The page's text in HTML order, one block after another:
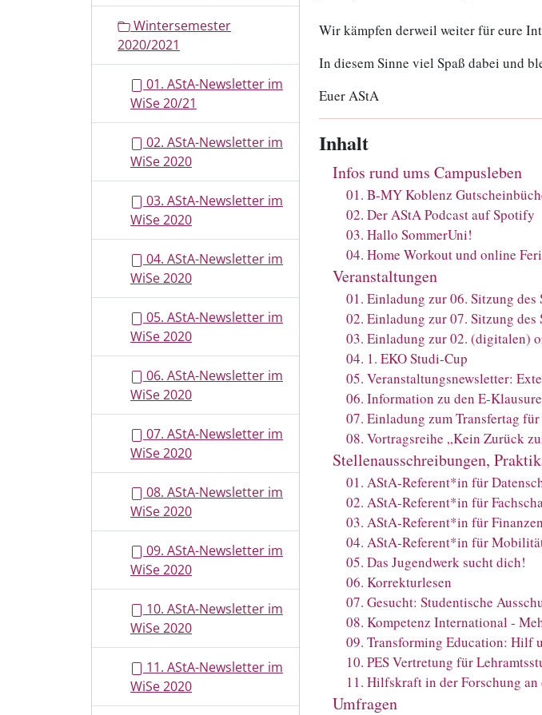
Wir kämpfen derweil weiter für eure
In diesem Sinne viel Spaß dabei und
Euer AStA
Inhalt
Infos rund ums Campusleben
01. B-MY Koblenz
02. Der AStA Podcast auf Spotify
03. Hallo SommerUni!
04. Home Workout und online
Veranstaltungen
01. Einladung zur 06. Sitzung
02. Einladung zur 07. Sitzung
03. Einladung zur 02. (digitalen)
04. 1. EKO Studi-Cup
05. Veranstaltungsnewsletter:
06. Information zu den E-
07. Einladung zum Transfertag
08. Vortragsreihe „Kein Zurück
Stellenausschreibungen,
01. AStA-Referent*in für
02. AStA-Referent*in für
03. AStA-Referent*in für
04. AStA-Referent*in für
05. Das Jugendwerk sucht dich!
06. Korrekturlesen
07. Gesucht: Studentische
08. Kompetenz International -
09. Transforming Education: Hilf
10. PES Vertretung für
11. Hilfskraft in der Forschung
Umfragen
Wintersemester
2020/2021
01. AStA-Newsletter im
WiSe 20/21
02. AStA-Newsletter im
WiSe 2020
03. AStA-Newsletter im
WiSe 2020
04. AStA-Newsletter im
WiSe 2020
05. AStA-Newsletter im
WiSe 2020
06. AStA-Newsletter im
WiSe 2020
07. AStA-Newsletter im
WiSe 2020
08. AStA-Newsletter im
WiSe 2020
09. AStA-Newsletter im
WiSe 2020
10. AStA-Newsletter im
WiSe 2020
11. AStA-Newsletter im
WiSe 2020